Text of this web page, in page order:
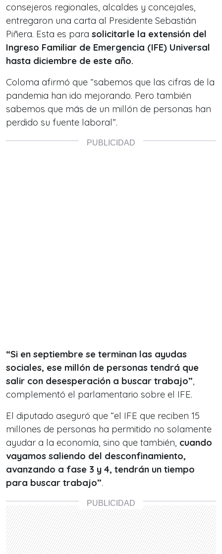
consejeros regionales, alcaldes y concejales,
entregaron una carta al Presidente Sebastián
Piñera. Esta es para solicitarle la extensión del
Ingreso Familiar de Emergencia (IFE) Universal
hasta diciembre de este año.
Coloma afirmó que “sabemos que las cifras de la
pandemia han ido mejorando. Pero también
sabemos que más de un millón de personas han
perdido su fuente laboral”.
“Si en septiembre se terminan las ayudas
sociales, ese millón de personas tendrá que
salir con desesperación a buscar trabajo”,
complementó el parlamentario sobre el IFE.
El diputado aseguró que “el IFE que reciben 15
millones de personas ha permitido no solamente
ayudar a la economía, sino que también, cuando
vayamos saliendo del desconfinamiento,
avanzando a fase 3 y 4, tendrán un tiempo
para buscar trabajo”.